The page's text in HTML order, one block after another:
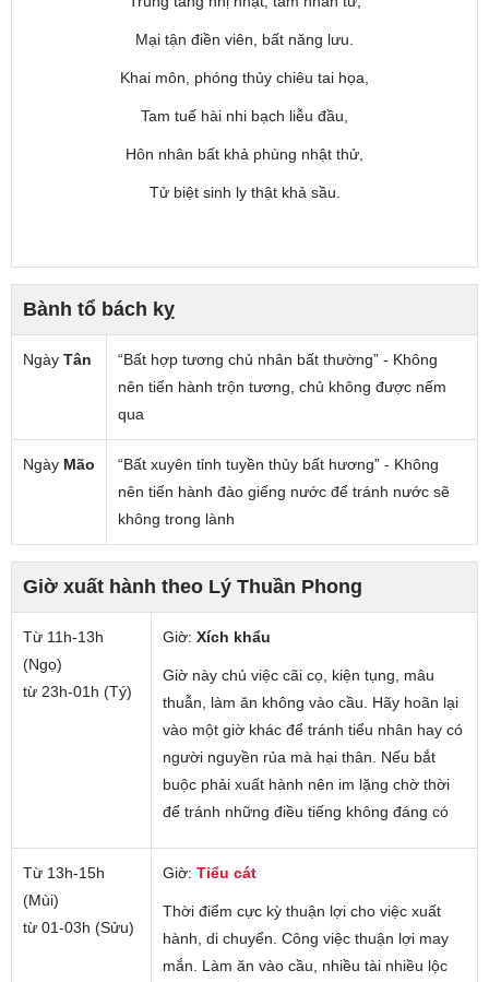
Mại tận điền viên, bất năng lưu.
Khai môn, phóng thủy chiêu tai họa,
Tam tuế hài nhi bạch liễu đầu,
Hôn nhân bất khả phùng nhật thử,
Tử biệt sinh ly thật khả sầu.
Bành tổ bách kỵ
Ngày Tân
“Bất hợp tương chủ nhân bất thường” - Không
nên tiến hành trộn tương, chủ không được nếm
qua
Ngày Mão
“Bất xuyên tỉnh tuyền thủy bất hương” - Không
nên tiến hành đào giếng nước để tránh nước sẽ
không trong lành
Giờ xuất hành theo Lý Thuần Phong
Từ 11h-13h
(Ngọ)
từ 23h-01h (Tý)
Giờ: Xích khẩu
Giờ này chủ việc cãi cọ, kiện tụng, mâu
thuẫn, làm ăn không vào cầu. Hãy hoãn lại
vào một giờ khác để tránh tiểu nhân hay có
người nguyền rủa mà hại thân. Nếu bắt
buộc phải xuất hành nên im lặng chờ thời
để tránh những điều tiếng không đáng có
Từ 13h-15h
(Mùi)
từ 01-03h (Sửu)
Giờ: Tiểu cát
Thời điểm cực kỳ thuận lợi cho việc xuất
hành, di chuyển. Công việc thuận lợi may
mắn. Làm ăn vào cầu, nhiều tài nhiều lộc